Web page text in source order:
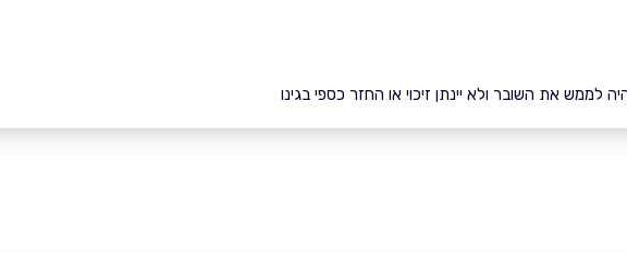
לממש את השובר ולא יינתן זיכוי או החזר כספי בגינו